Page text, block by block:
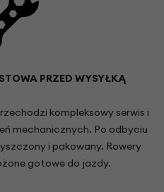
PRZED WYSYŁKĄ
kompleksowy serwis i
mechanicznych. Po odbyciu
i pakowany. Rowery
gotowe do jazdy.